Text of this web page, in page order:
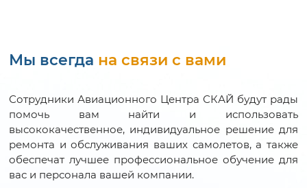
Мы всегда на связи с вами
Сотрудники Авиационного Центра СКАЙ будут рады
помочь вам найти и использовать
высококачественное, индивидуальное решение для
ремонта и обслуживания ваших самолетов, а также
обеспечат лучшее профессиональное обучение для
вас и персонала вашей компании.